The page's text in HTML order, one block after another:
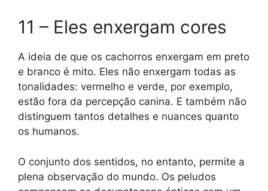
11 – Eles enxergam cores
A ideia de que os cachorros enxergam em preto
e branco é mito. Eles não enxergam todas as
tonalidades: vermelho e verde, por exemplo,
estão fora da percepção canina. E também não
distinguem tantos detalhes e nuances quanto
os humanos.
O conjunto dos sentidos, no entanto, permite a
plena observação do mundo. Os peludos